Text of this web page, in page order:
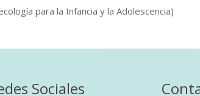
para la Infancia y la Adolescencia)
Sociales